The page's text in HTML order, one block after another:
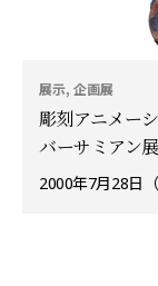
展示, 企画展
彫刻アニメー
バーサミアン展
2000年7月28日